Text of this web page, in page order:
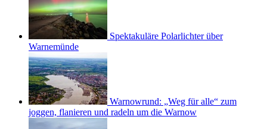
Spektakuläre Polarlichter über
Warnemünde
Warnowrund: „Weg für alle“ zum
joggen, flanieren und radeln um die Warnow